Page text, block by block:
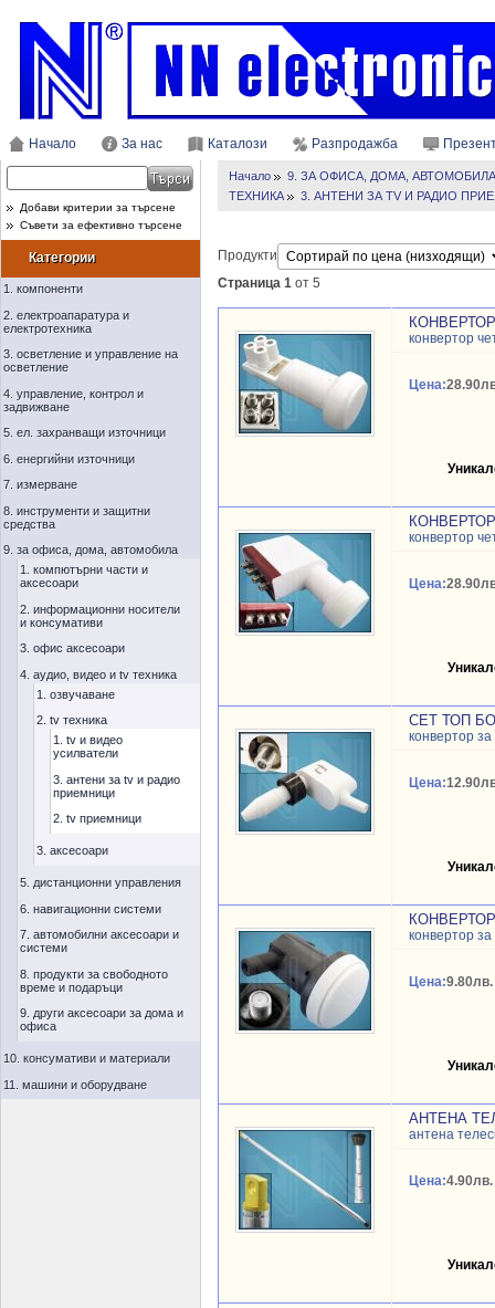
Начало За нас Каталози Разпродажба
Добави критерии за търсене
Съвети за ефективно търсене
Категории
1. компоненти
2. електроапаратура и
електротехника
3. осветление и управление на
осветление
4. управление, контрол и
задвижване
5. ел. захранващи източници
6. енергийни източници
7. измерване
8. инструменти и защитни
средства
9. за офиса, дома, автомобила
1. компютърни части и
аксесоари
2. информационни носители
и консумативи
3. офис аксесоари
4. аудио, видео и tv техника
1. озвучаване
2. tv техника
1. tv и видео
усилватели
3. антени за tv и радио
приемници
2. tv приемници
3. аксесоари
5. дистанционни управления
6. навигационни системи
7. автомобилни аксесоари и
системи
8. продукти за свободното
време и подаръци
9. други аксесоари за дома и
офиса
10. консумативи и материали
11. машини и оборудване
Начало
9. ЗА ОФИСА, ДОМА, АВТОМОБИЛА
ТЕХНИКА
3. АНТЕНИ ЗА TV И РАДИО
Продукти
Страница 1 от 5
КОНВЕРТОР
конвертор
Цена:
КОНВЕРТОР
конвертор
Цена:
СЕТ ТОП
конвертор
Цена:
КОНВЕРТОР
конвертор
Цена:9.80лв.
АНТЕНА
антена
Цена:4.90лв.